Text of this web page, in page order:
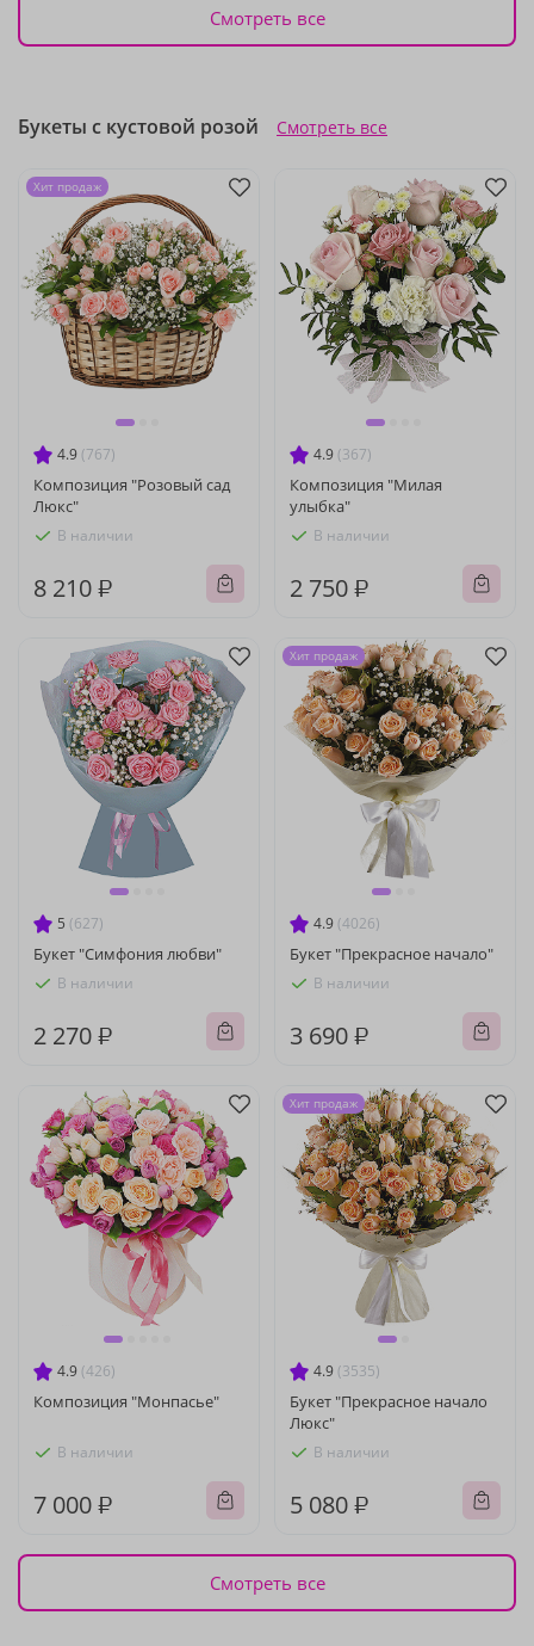
Смотреть все
Букеты с кустовой розой Смотреть все
4.9 (767)
Композиция "Розовый сад
Люкс"
В наличии
8 210 ₽
Хит продаж
4.9 (367)
Композиция "Милая
улыбка"
В наличии
2 750 ₽
5 (627)
Букет "Симфония любви"
В наличии
2 270 ₽
4.9 (4026)
Букет "Прекрасное начало"
В наличии
3 690 ₽
Хит продаж
4.9 (426)
Композиция "Монпасье"
В наличии
7 000 ₽
4.9 (3535)
Букет "Прекрасное начало
Люкс"
В наличии
5 080 ₽
Хит продаж
Смотреть все